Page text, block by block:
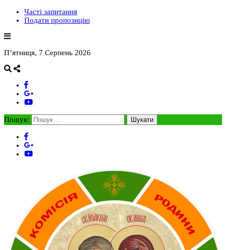
Часті запитання
Подати пропозицію
П’ятниця, 7 Серпень 2026
Пошук: